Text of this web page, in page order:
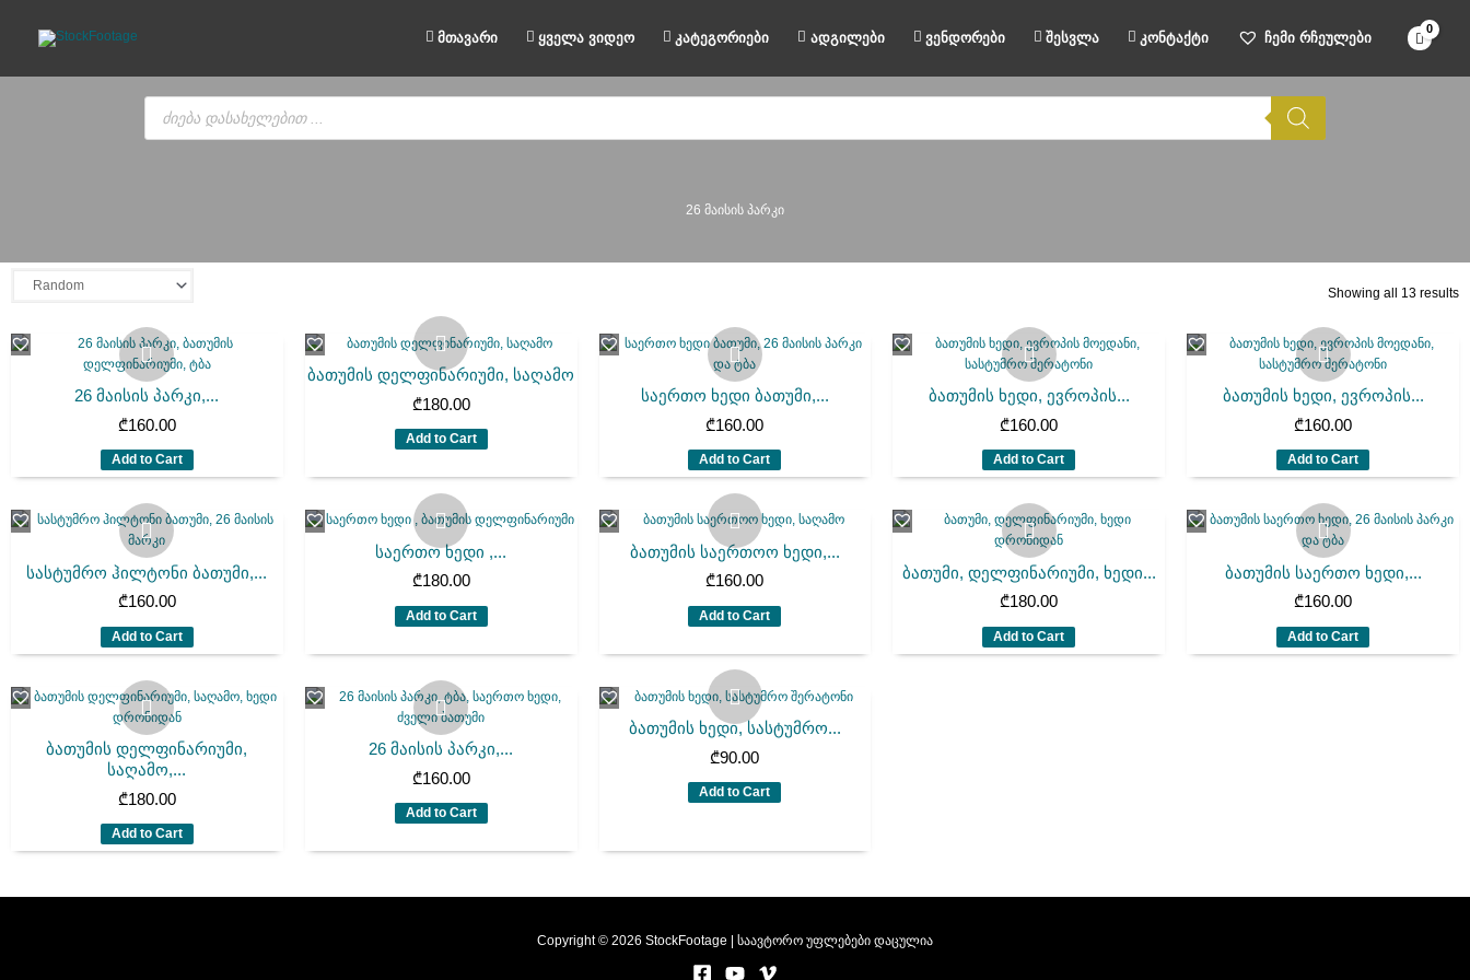
content
მთავარი ყველა ვიდეო კატეგორიები ადგილები ვენდორები შესვლა კონტაქტი ჩემი რჩეულები
Products
search
26 მაისის პარკი
Showing all 13 results
26 მაისის პარკი,...
₾160.00
Add to Cart
ბათუმის დელფინარიუმი, საღამო
₾180.00
Add to Cart
საერთო ხედი ბათუმი,...
₾160.00
Add to Cart
ბათუმის ხედი, ევროპის...
₾160.00
Add to Cart
ბათუმის ხედი, ევროპის...
₾160.00
Add to Cart
სასტუმრო ჰილტონი ბათუმი,...
₾160.00
Add to Cart
საერთო ხედი ,...
₾180.00
Add to Cart
ბათუმის საერთოო ხედი,...
₾160.00
Add to Cart
ბათუმი, დელფინარიუმი, ხედი...
₾180.00
Add to Cart
ბათუმის საერთო ხედი,...
₾160.00
Add to Cart
ბათუმის დელფინარიუმი,
საღამო,...
₾180.00
Add to Cart
26 მაისის პარკი,...
₾160.00
Add to Cart
ბათუმის ხედი, სასტუმრო...
₾90.00
Add to Cart
Copyright © 2026 StockFootage | საავტორო უფლებები დაცულია